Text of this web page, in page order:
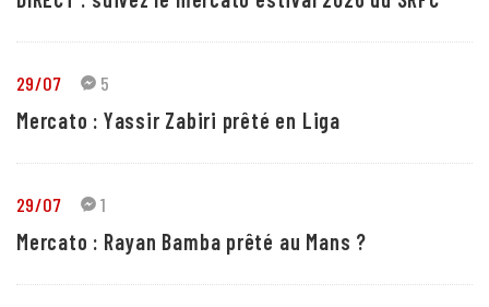
29/07 5
Mercato : Yassir Zabiri prêté en Liga
29/07 1
Mercato : Rayan Bamba prêté au Mans ?